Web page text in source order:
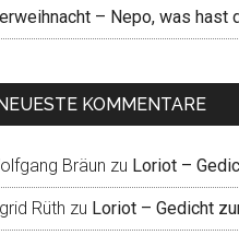
– Nepo, was hast
KOMMENTARE
Bräun zu Loriot –
Rüth zu Loriot – Gedicht